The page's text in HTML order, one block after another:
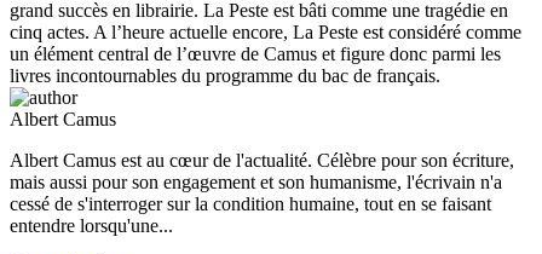
grand succès en librairie. La Peste est bâti comme une tragédie en
cinq actes. A l’heure actuelle encore, La Peste est considéré comme
un élément central de l’œuvre de Camus et figure donc parmi les
livres incontournables du programme du bac de français.
Albert Camus
Albert Camus est au cœur de l'actualité. Célèbre pour son écriture,
mais aussi pour son engagement et son humanisme, l'écrivain n'a
cessé de s'interroger sur la condition humaine, tout en se faisant
entendre lorsqu'une...